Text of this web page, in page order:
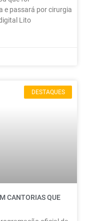
e passará por cirurgia
Lito
DESTAQUES
CANTORIAS QUE